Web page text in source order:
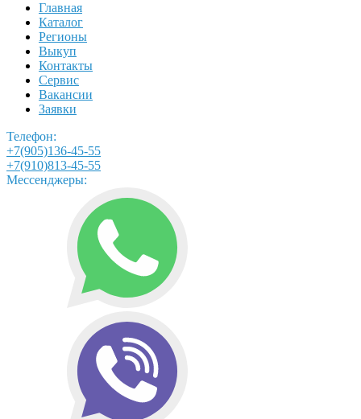
Главная
Каталог
Регионы
Выкуп
Контакты
Сервис
Вакансии
Заявки
Телефон:
+7(905)136-45-55
+7(910)813-45-55
Мессенджеры: